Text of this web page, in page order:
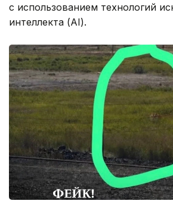
с использованием технологий
интеллекта (AI).